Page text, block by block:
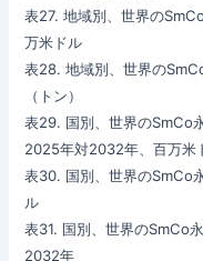
表27. 地域別、世界の
万米ドル
表28. 地域別、世界の
（トン）
表29. 国別、世界のSmCo
2025年対2032年、百万米
表30. 国別、世界のSmCo
ル
表31. 国別、世界のSmCo
2032年